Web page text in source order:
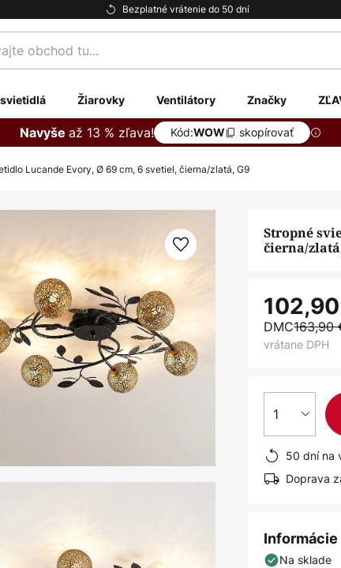
Bezplatné vrátenie do 50 dní
Žiarovky Ventilátory Značky
Navyše až 13 % zľava! Kód:WOW skopírovať
Lucande Evory, Ø 69 cm, 6 svetiel, čierna/zlatá, G9
Stropné
čierna/
DMC163,90
vrátane DPH
1
50 dní na
Doprava
Na sklade